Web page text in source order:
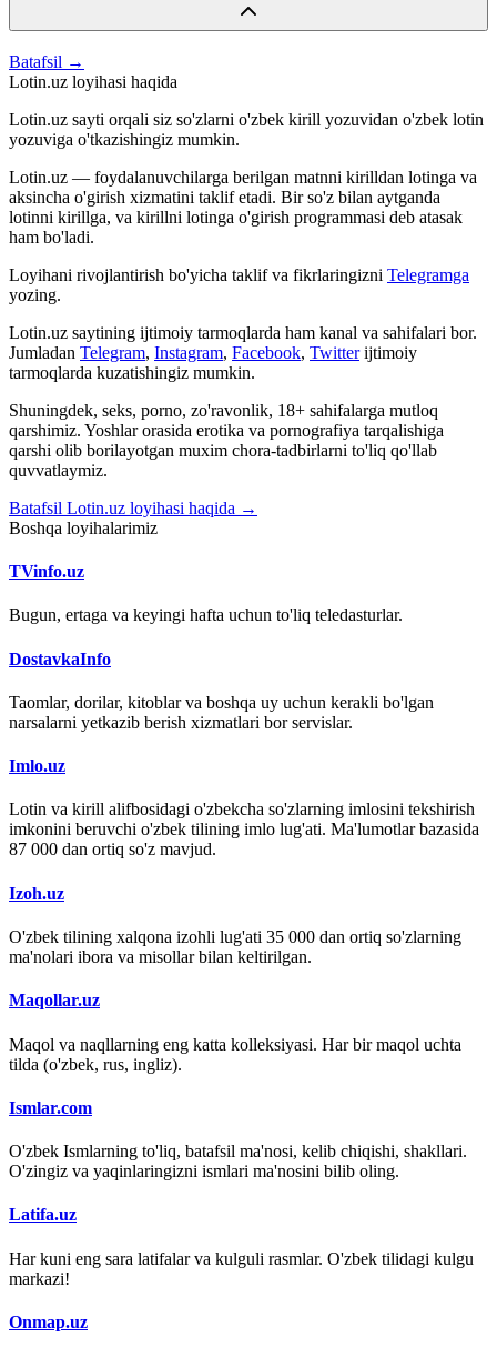
Batafsil →
Lotin.uz loyihasi haqida
Lotin.uz sayti orqali siz so'zlarni o'zbek kirill yozuvidan o'zbek lotin
yozuviga o'tkazishingiz mumkin.
Lotin.uz — foydalanuvchilarga berilgan matnni kirilldan lotinga va
aksincha o'girish xizmatini taklif etadi. Bir so'z bilan aytganda
lotinni kirillga, va kirillni lotinga o'girish programmasi deb atasak
ham bo'ladi.
Loyihani rivojlantirish bo'yicha taklif va fikrlaringizni Telegramga
yozing.
Lotin.uz saytining ijtimoiy tarmoqlarda ham kanal va sahifalari bor.
Jumladan Telegram, Instagram, Facebook, Twitter ijtimoiy
tarmoqlarda kuzatishingiz mumkin.
Shuningdek, seks, porno, zo'ravonlik, 18+ sahifalarga mutloq
qarshimiz. Yoshlar orasida erotika va pornografiya tarqalishiga
qarshi olib borilayotgan muxim chora-tadbirlarni to'liq qo'llab
quvvatlaymiz.
Batafsil Lotin.uz loyihasi haqida →
Boshqa loyihalarimiz
TVinfo.uz
Bugun, ertaga va keyingi hafta uchun to'liq teledasturlar.
DostavkaInfo
Taomlar, dorilar, kitoblar va boshqa uy uchun kerakli bo'lgan
narsalarni yetkazib berish xizmatlari bor servislar.
Imlo.uz
Lotin va kirill alifbosidagi o'zbekcha so'zlarning imlosini tekshirish
imkonini beruvchi o'zbek tilining imlo lug'ati. Ma'lumotlar bazasida
87 000 dan ortiq so'z mavjud.
Izoh.uz
O'zbek tilining xalqona izohli lug'ati 35 000 dan ortiq so'zlarning
ma'nolari ibora va misollar bilan keltirilgan.
Maqollar.uz
Maqol va naqllarning eng katta kolleksiyasi. Har bir maqol uchta
tilda (o'zbek, rus, ingliz).
Ismlar.com
O'zbek Ismlarning to'liq, batafsil ma'nosi, kelib chiqishi, shakllari.
O'zingiz va yaqinlaringizni ismlari ma'nosini bilib oling.
Latifa.uz
Har kuni eng sara latifalar va kulguli rasmlar. O'zbek tilidagi kulgu
markazi!
Onmap.uz